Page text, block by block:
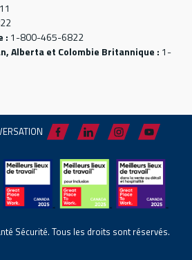
: 1-800-465-6822
Alberta et Colombie Britannique : 1-
Sécurité. Tous les droits sont réservés.